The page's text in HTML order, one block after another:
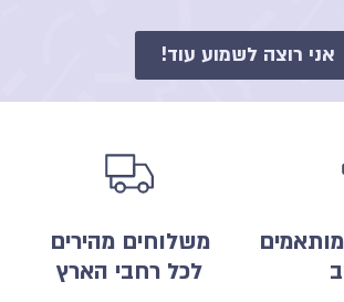
אני רוצה לשמוע עוד!
משלוחים מהירים
לכל רחבי הארץ